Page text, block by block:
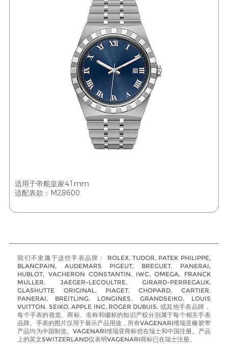
适用于帝舵皇家41mm
适配表款：M28600
我们不隶属于这些手表品牌： ROLEX. TUDOR. PATEK PHILIPPE,
BLANCPAIN, AUDEMARS PIGEUT, BREGUET. PANERAI,
HUBLOT, VACHERON CONSTANTIN. IWC, OMEGA, FRANCK
MULLER. JAEGER-LECOULTRE. GIRARD-PERREGAUX.
GLASHUTTE ORIGINAL. PIAGET. CHOPARD. CARTIER.
PANERAI. BREITLING. LONGINES. GRANDSEIKO. LOUIS
VUITTON. SEIKO. APPLE INC. ROGER DUBUIS. 或其他手表品牌，
每个手表的视觉、商标、名称和徽标的知识产权分别属于每个相关手表
品牌。手表的图片仅用于展示产品用途，所有VAGENARI维瑞亚橡胶带
产品均为中国制造。VAGENARI维瑞亚商标也在瑞士和中国注册。产品
上的英文SWITZERLAND仅表明VAGENARI商标已在瑞士注册。